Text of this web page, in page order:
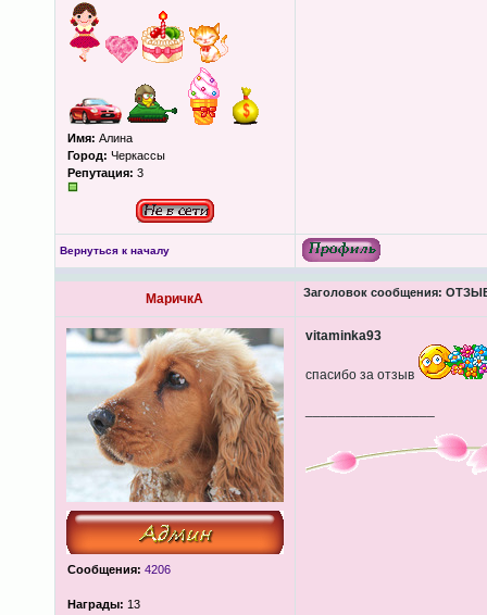
Имя: Алина
Город: Черкассы
Репутация: 3
Вернуться к началу
МаричкА Заголовок сообщения:
Сообщения: 4206
Награды: 13
vitaminka93
спасибо за отзыв